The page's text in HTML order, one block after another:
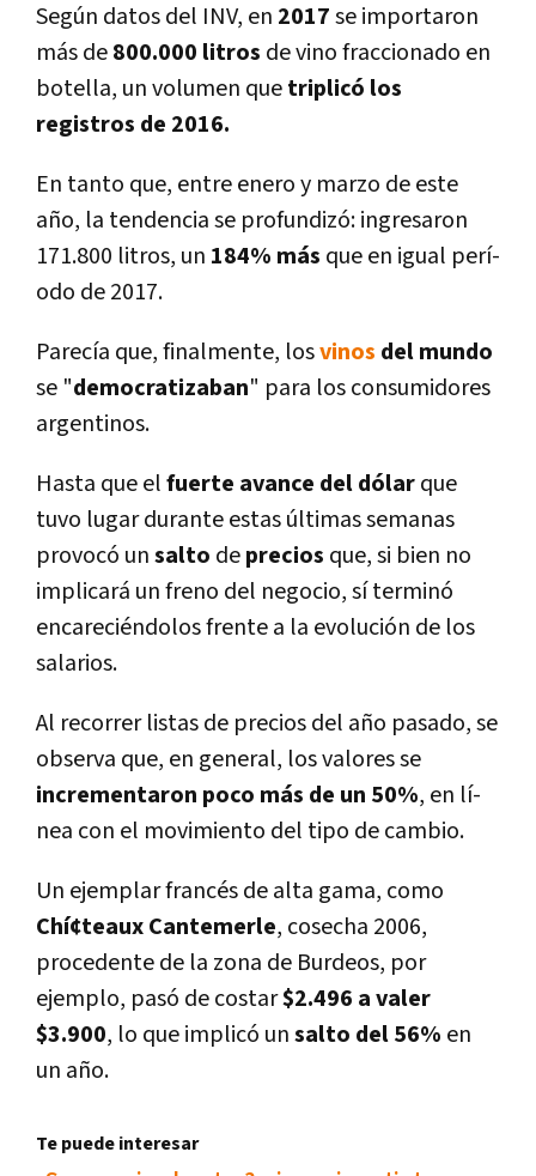
Según datos del INV, en 2017se importaron
más de800.000 litros de vino fraccionado en
botella, un volumen quetriplicó los
registros de 2016.
En tanto que, entre enero y marzo de este
año, la tendencia se profundizó: ingresaron
171.800 litros, un 184% más que en igual perí­
odo de 2017.
Parecí­a que, finalmente, losvinos delmundo
se "democratizaban" para los consumidores
argentinos.
Hasta que elfuerte avance del dólarque
tuvo lugar durante estas últimas semanas
provocó unsalto deprecios que, si bien no
implicará un freno del negocio, sí­ terminó
encareciéndolos frente a la evolución de los
salarios.
Al recorrer listas de precios del año pasado, se
observa que, en general, los valores se
incrementaron poco más de un 50%, en lí­
nea con el movimiento del tipo de cambio.
Un ejemplar francés de alta gama, como
Chí¢teaux Cantemerle, cosecha 2006,
procedente de la zona de Burdeos, por
ejemplo, pasó de costar$2.496 a valer
$3.900, lo que implicó unsalto del 56% en
un año.
Te puede interesar